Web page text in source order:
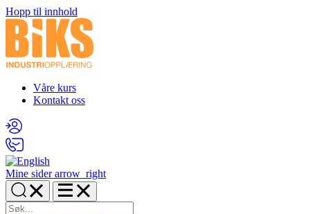
Hopp til innhold
Våre kurs
Kontakt oss
Mine sider arrow_right